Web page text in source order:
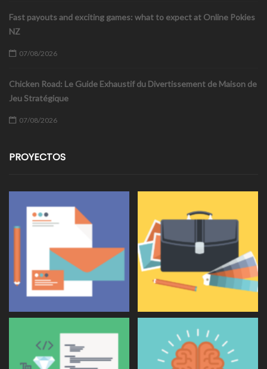
Fast payouts and exciting games: what to expect at Online Pokies
NZ
07/08/2026
Chicken Road: Le Guide Exhaustif du Divertissement de Maison de
Jeu Stratégique
07/08/2026
PROYECTOS